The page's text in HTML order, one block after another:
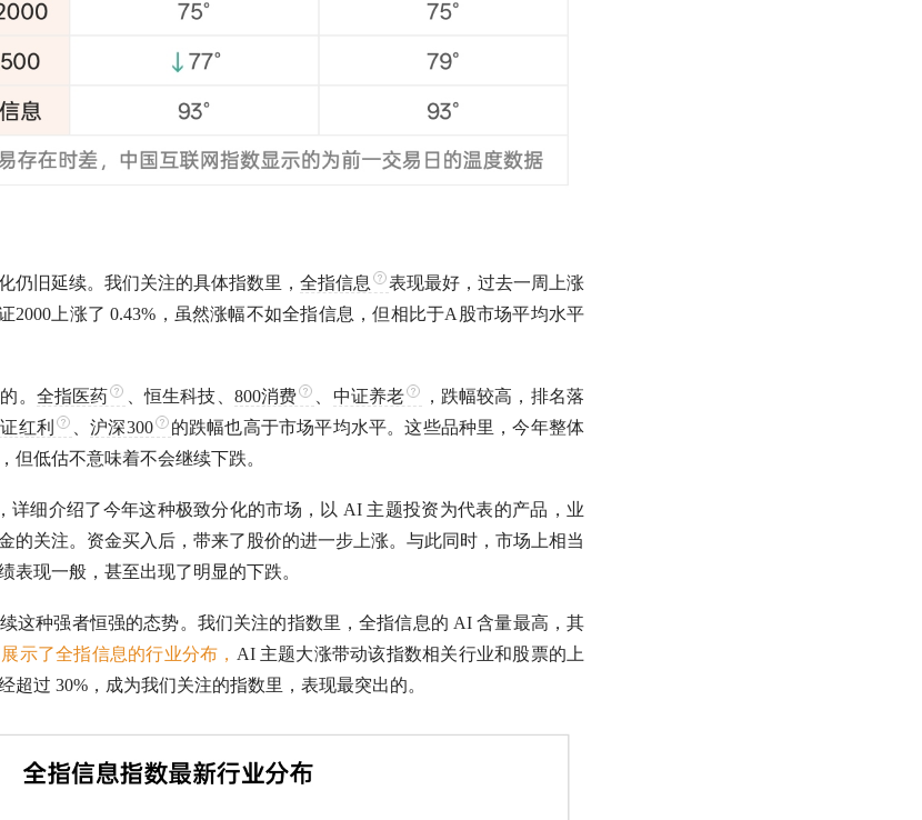
仍旧延续。我们关注的具体指数里， 全指信息
表现最好，过去一周上涨
2000上涨了 0.43%，虽然涨幅不如全指信息 ，但相比于A股市场平均水平
。 全指医药 、恒生科技、 800消费 中证养老
，跌幅较高，排名落
红利 、沪深300
的跌幅也高于市场平均水平。这些品种里，今年整体
但低估不意味着不会继续下跌。
详细介绍了今年这种极致分化的市场，以 AI 主题投资为代表的产品，业
的关注。资金买入后，带来了股价的进一步上涨。与此同时，市场上相当
表现一般，甚至出现了明显的下跌。
这种强者恒强的态势。我们关注的指数里，全指信息的 AI 含量最高，其
示了全指信息的行业分布， AI 主题大涨带动该指数相关行业和股票的上
超过 30%，成为我们关注的指数里，表现最突出的。